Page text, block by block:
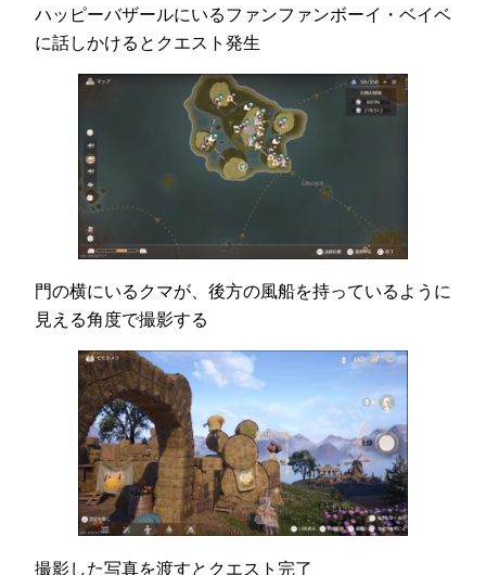
ハッピーバザールにいるファンファンボーイ・ベイベ
に話しかけるとクエスト発生
門の横にいるクマが、後方の風船を持っているように
見える角度で撮影する
撮影した写真を渡すとクエスト完了